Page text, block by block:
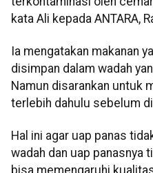
kata Ali kepada ANTARA,
Ia mengatakan makanan
disimpan dalam wadah
Namun disarankan untuk
terlebih dahulu sebelum
Hal ini agar uap panas
wadah dan uap panasnya